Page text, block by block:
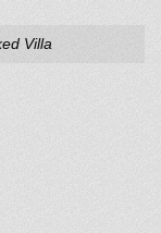
Villa